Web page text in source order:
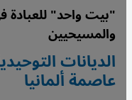
"بيت واحد" للعبادة
والمسيحيين
الديانات
عاصمة ألمانيا